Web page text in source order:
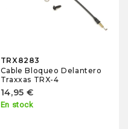
TRX8283
Cable Bloqueo Delantero
Traxxas TRX-4
14,95 €
En stock